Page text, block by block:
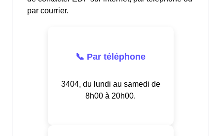
par courrier.
📞 Par téléphone
3404, du lundi au samedi de
8h00 à 20h00.